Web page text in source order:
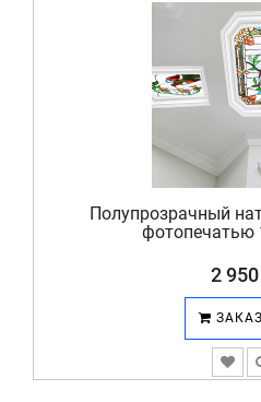
Полупрозрачный
фотопечатью
2